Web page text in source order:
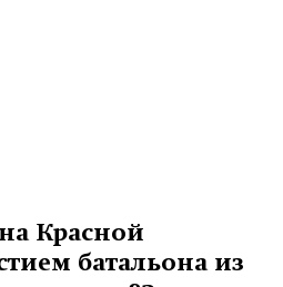
Красной
батальона из